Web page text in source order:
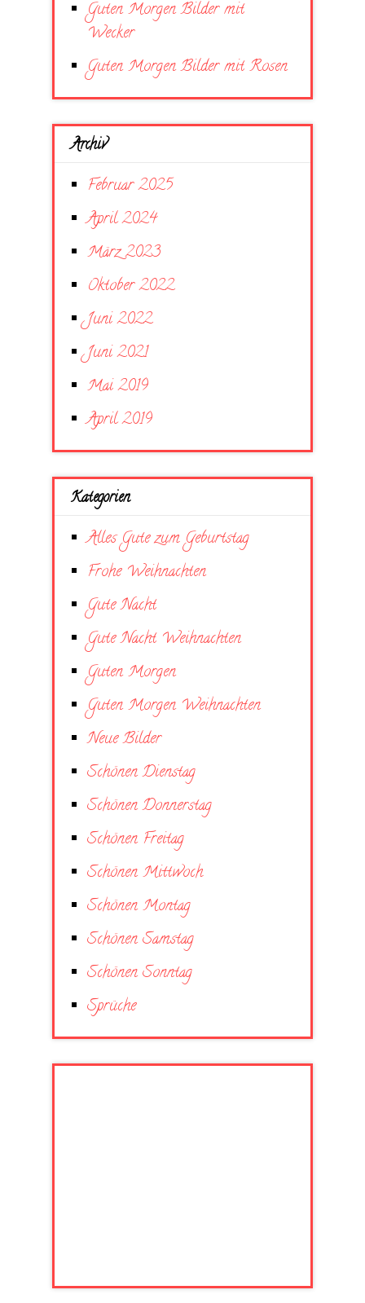
Guten Morgen Bilder mit
Wecker
Guten Morgen Bilder mit Rosen
Archiv
Februar 2025
April 2024
März 2023
Oktober 2022
Juni 2022
Juni 2021
Mai 2019
April 2019
Kategorien
Alles Gute zum Geburtstag
Frohe Weihnachten
Gute Nacht
Gute Nacht Weihnachten
Guten Morgen
Guten Morgen Weihnachten
Neue Bilder
Schönen Dienstag
Schönen Donnerstag
Schönen Freitag
Schönen Mittwoch
Schönen Montag
Schönen Samstag
Schönen Sonntag
Sprüche